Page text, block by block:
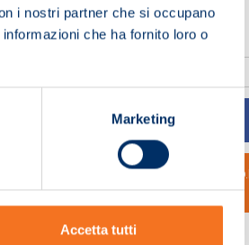
i nostri partner che si occupano
che ha fornito loro o
Marketing
Accetta tutti
i.v. La Società adotta il Codice Etico